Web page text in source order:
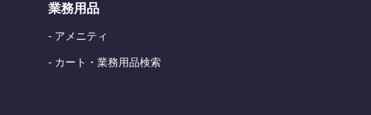
業務用品
- アメニティ
- カート・業務用品検索